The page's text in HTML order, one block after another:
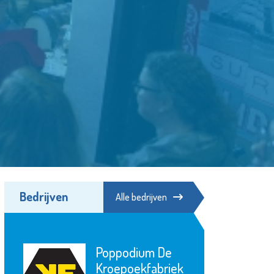
Bedrijven Alle bedrijven
Stroomopwaarts
MVS